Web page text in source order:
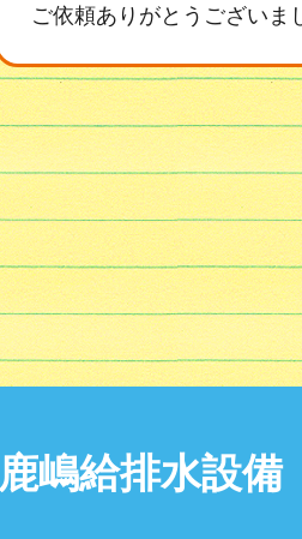
ご依頼ありがとうございま
鹿嶋給排水設備